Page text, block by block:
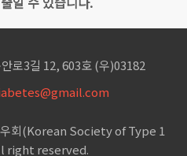
로3길 12, 603호 (우)03182
회(Korean Society of Type 1
right reserved.